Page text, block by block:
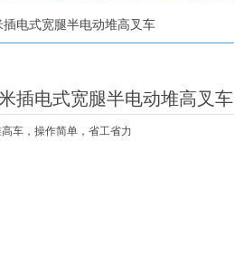
插电式宽腿半电动堆高叉车
插电式宽腿半电动堆高叉车
车，操作简单，省工省力